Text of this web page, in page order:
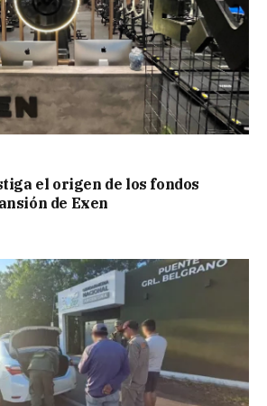
el origen de los fondos
de Exen